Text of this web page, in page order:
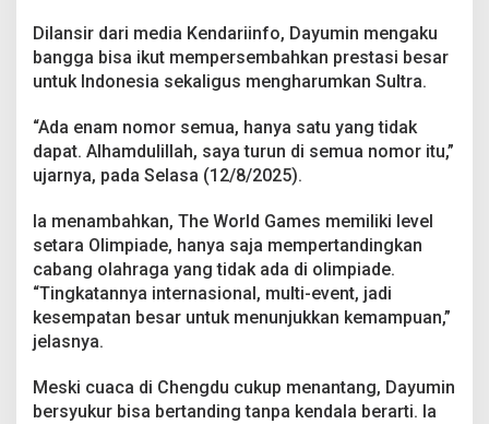
2
C
h
n
g
d
u
Dilansir dari media Kendariinfo, Dayumin mengaku
bangga bisa ikut mempersembahkan prestasi besar
untuk Indonesia sekaligus mengharumkan Sultra.
“Ada enam nomor semua, hanya satu yang tidak
dapat. Alhamdulillah, saya turun di semua nomor itu,”
ujarnya, pada Selasa (12/8/2025).
Ia menambahkan, The World Games memiliki level
setara Olimpiade, hanya saja mempertandingkan
cabang olahraga yang tidak ada di olimpiade.
“Tingkatannya internasional, multi-event, jadi
kesempatan besar untuk menunjukkan kemampuan,”
jelasnya.
Meski cuaca di Chengdu cukup menantang, Dayumin
bersyukur bisa bertanding tanpa kendala berarti. Ia